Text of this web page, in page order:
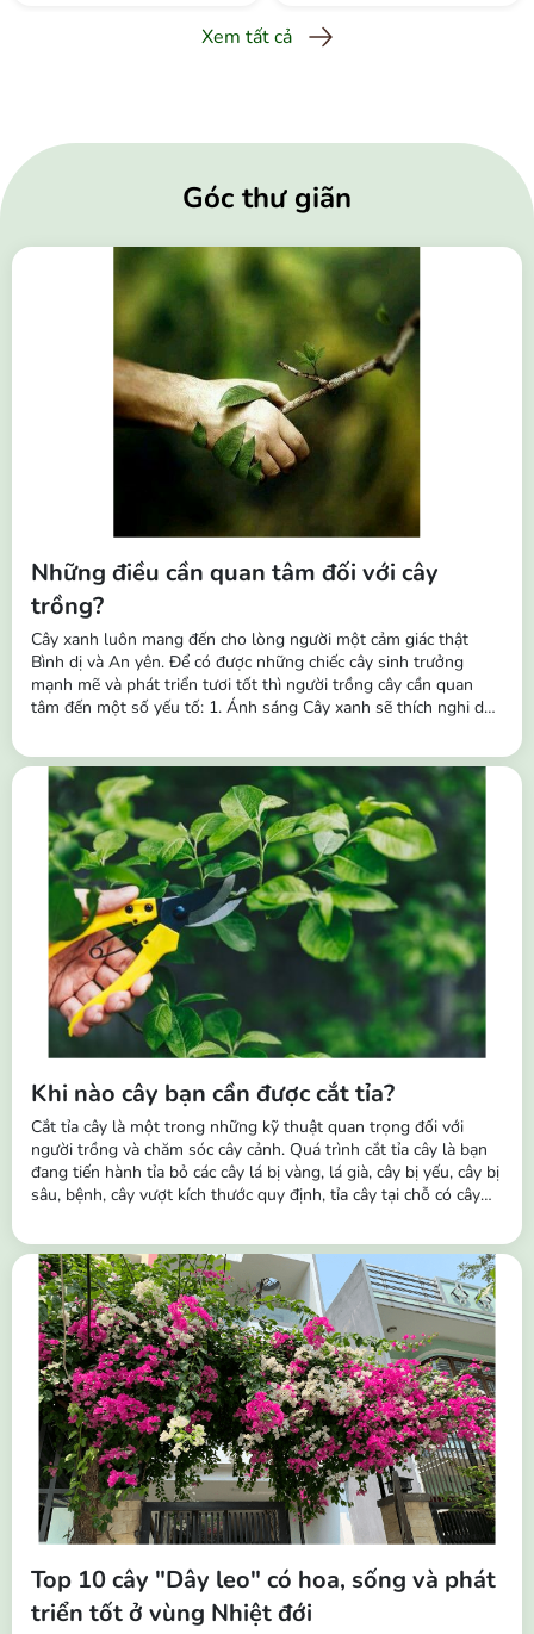
Xem tất cả
Góc thư giãn
Những điều cần quan tâm đối với cây
trồng?
Cây xanh luôn mang đến cho lòng người một cảm giác thật
Bình dị và An yên. Để có được những chiếc cây sinh trưởng
mạnh mẽ và phát triển tươi tốt thì người trồng cây cần quan
tâm đến một số yếu tố: 1. Ánh sáng Cây xanh sẽ thích nghi dần
cũng sẽ thích nghi với các môi trường khác nhau. Vì vậy, ngoài
tác dụng trang trí,...
Khi nào cây bạn cần được cắt tỉa?
Cắt tỉa cây là một trong những kỹ thuật quan trọng đối với
người trồng và chăm sóc cây cảnh. Quá trình cắt tỉa cây là bạn
đang tiến hành tỉa bỏ các cây lá bị vàng, lá già, cây bị yếu, cây bị
sâu, bệnh, cây vượt kích thước quy định, tỉa cây tại chỗ có cây
chết,... Tầm quan trọng của việc cắt tỉa cây: Giúp kích thích sinh
trưởng...
Top 10 cây "Dây leo" có hoa, sống và phát
triển tốt ở vùng Nhiệt đới